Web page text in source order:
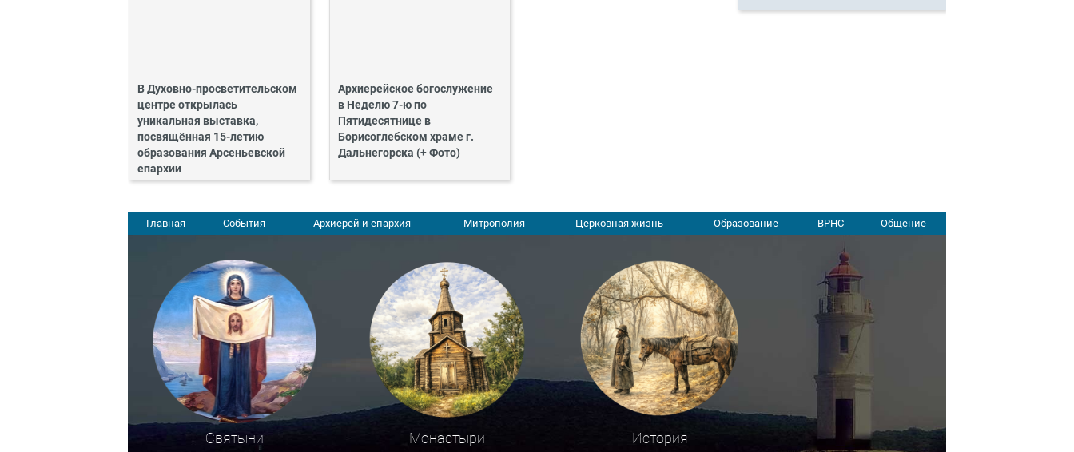
В Духовно-просветительском
центре открылась
уникальная выставка,
посвящённая 15-летию
образования Арсеньевской
епархии
Архиерейское богослужение
в Неделю 7-ю по
Пятидесятнице в
Борисоглебском храме г.
Дальнегорска (+ Фото)
Главная События Архиерей и епархия Митрополия Церковная жизнь Образование ВРНС Общение
Святыни Монастыри История